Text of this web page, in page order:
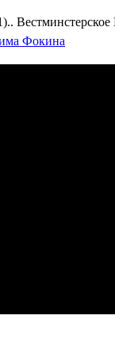
Фокина